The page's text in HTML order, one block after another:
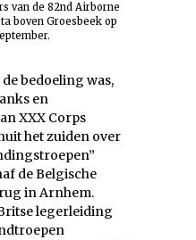
van de 82nd Airborne
boven Groesbeek op
en
XXX Corps
het zuiden over
de Belgische
in Arnhem.
legerleiding